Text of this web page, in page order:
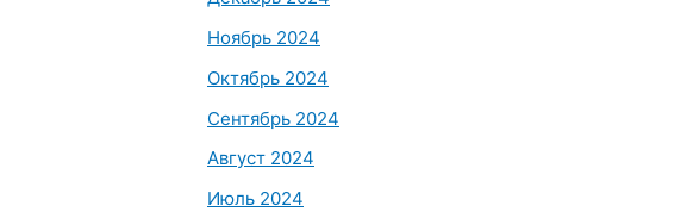
Ноябрь 2024
Октябрь 2024
Сентябрь 2024
Август 2024
Июль 2024